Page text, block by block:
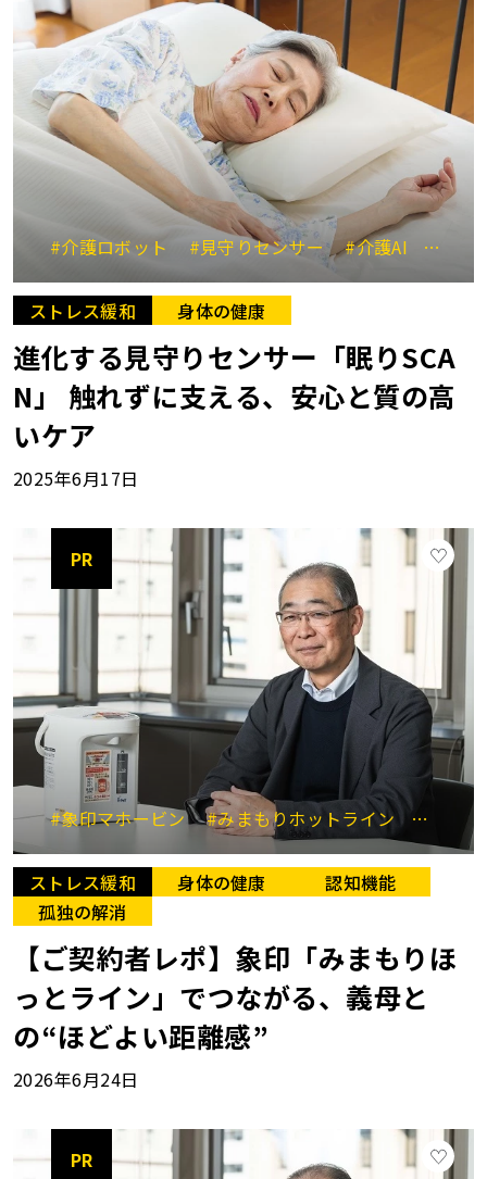
#介護ロボット #見守りセンサー #介護AI #非接
ストレス緩和 身体の健康
進化する見守りセンサー「眠りSCA
N」 触れずに支える、安心と質の高
いケア
2025年6月17日
PR
#象印マホービン #みまもりホットライン #高齢
ストレス緩和 身体の健康
認知機能
孤独の解消
【ご契約者レポ】象印「みまもりほ
っとライン」でつながる、義母と
の“ほどよい距離感”
2026年6月24日
PR